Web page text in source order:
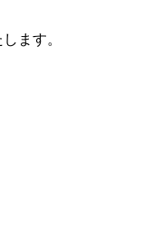
ます。